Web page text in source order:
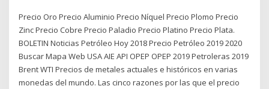
Precio Oro Precio Aluminio Precio Níquel Precio Plomo Precio
Zinc Precio Cobre Precio Paladio Precio Platino Precio Plata.
BOLETIN Noticias Petróleo Hoy 2018 Precio Petróleo 2019 2020
Buscar Mapa Web USA AIE API OPEP OPEP 2019 Petroleras 2019
Brent WTI Precios de metales actuales e históricos en varias
monedas del mundo. Las cinco razones por las que el precio